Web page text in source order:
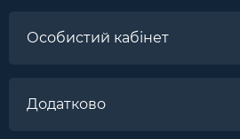
Особистий кабінет
Додатково